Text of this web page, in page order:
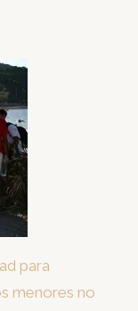
para
menores no